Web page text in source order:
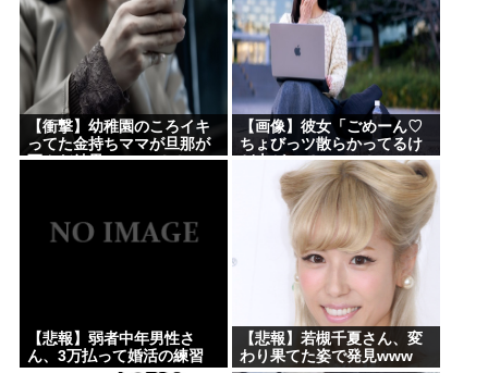
【衝撃】幼稚園のころイキ
ってた金持ちママが旦那が
死んだ結果･････⇒！！
【画像】彼女「ごめーん♡
ちょびっツ散らかってるけ
ど上がって～～～！」
⇒！！
【悲報】弱者中年男性さ
ん、3万払って婚活の練習
【悲報】若槻千夏さん、変
わり果てた姿で発見www